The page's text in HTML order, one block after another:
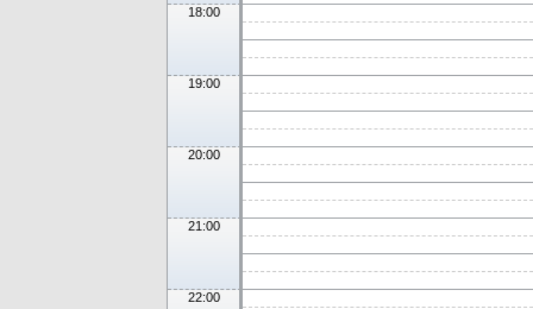
18:00
19:00
20:00
21:00
22:00